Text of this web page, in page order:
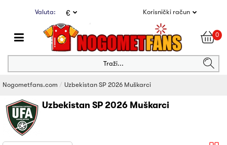
Valuta: € Korisnički račun
0
Traži...
Nogometfans.com Uzbekistan SP 2026 Muškarci
Uzbekistan SP 2026 Muškarci